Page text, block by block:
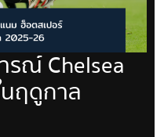
รณ์ Chelsea
นฤดูกาล